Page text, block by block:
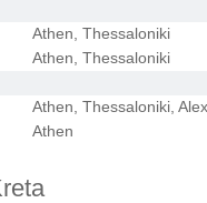
Athen, Thessaloniki
Athen, Thessaloniki
Athen, Thessaloniki,
Athen